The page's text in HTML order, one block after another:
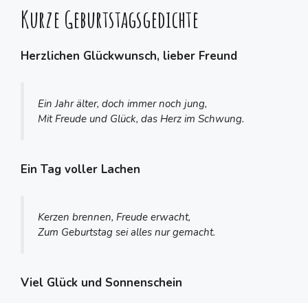
Kurze Geburtstagsgedichte
Herzlichen Glückwunsch, lieber Freund
Ein Jahr älter, doch immer noch jung,
Mit Freude und Glück, das Herz im Schwung.
Ein Tag voller Lachen
Kerzen brennen, Freude erwacht,
Zum Geburtstag sei alles nur gemacht.
Viel Glück und Sonnenschein